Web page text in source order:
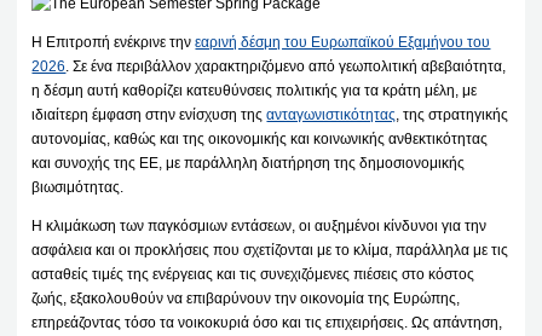
Η Επιτροπή ενέκρινε τηνεαρινή δέσμη του Ευρωπαϊκού Εξαμήνου του
2026. Σε ένα περιβάλλον χαρακτηριζόμενο από γεωπολιτική αβεβαιότητα,
η δέσμη αυτή καθορίζει κατευθύνσεις πολιτικής για τα κράτη μέλη, με
ιδιαίτερη έμφαση στην ενίσχυση τηςανταγωνιστικότητας, της στρατηγικής
αυτονομίας, καθώς και της οικονομικής και κοινωνικής ανθεκτικότητας
και συνοχής της ΕΕ, με παράλληλη διατήρηση της δημοσιονομικής
βιωσιμότητας.
Η κλιμάκωση των παγκόσμιων εντάσεων, οι αυξημένοι κίνδυνοι για την
ασφάλεια και οι προκλήσεις που σχετίζονται με το κλίμα, παράλληλα με τις
ασταθείς τιμές της ενέργειας και τις συνεχιζόμενες πιέσεις στο κόστος
ζωής, εξακολουθούν να επιβαρύνουν την οικονομία της Ευρώπης,
επηρεάζοντας τόσο τα νοικοκυριά όσο και τις επιχειρήσεις. Ως απάντηση,